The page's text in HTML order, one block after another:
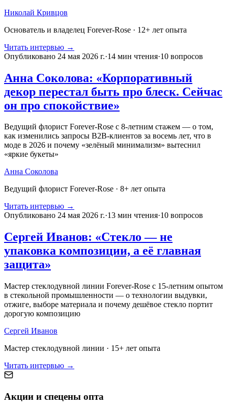
Николай Кривцов
Основатель и владелец Forever-Rose · 12+ лет опыта
Читать интервью →
Опубликовано 24 мая 2026 г.·14 мин чтения·10 вопросов
Анна Соколова: «Корпоративный
декор перестал быть про блеск. Сейчас
он про спокойствие»
Ведущий флорист Forever-Rose с 8-летним стажем — о том,
как изменились запросы B2B-клиентов за восемь лет, что в
моде в 2026 и почему «зелёный минимализм» вытеснил
«яркие букеты»
Анна Соколова
Ведущий флорист Forever-Rose · 8+ лет опыта
Читать интервью →
Опубликовано 24 мая 2026 г.·13 мин чтения·10 вопросов
Сергей Иванов: «Стекло — не
упаковка композиции, а её главная
защита»
Мастер стеклодувной линии Forever-Rose с 15-летним опытом
в стекольной промышленности — о технологии выдувки,
отжиге, выборе материала и почему дешёвое стекло портит
дорогую композицию
Сергей Иванов
Мастер стеклодувной линии · 15+ лет опыта
Читать интервью →
Акции и спецены опта